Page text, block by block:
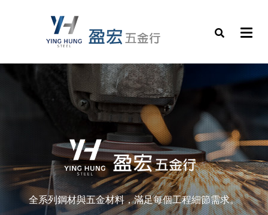
全系列鋼材與五金材料，滿足每個工程細節需求。